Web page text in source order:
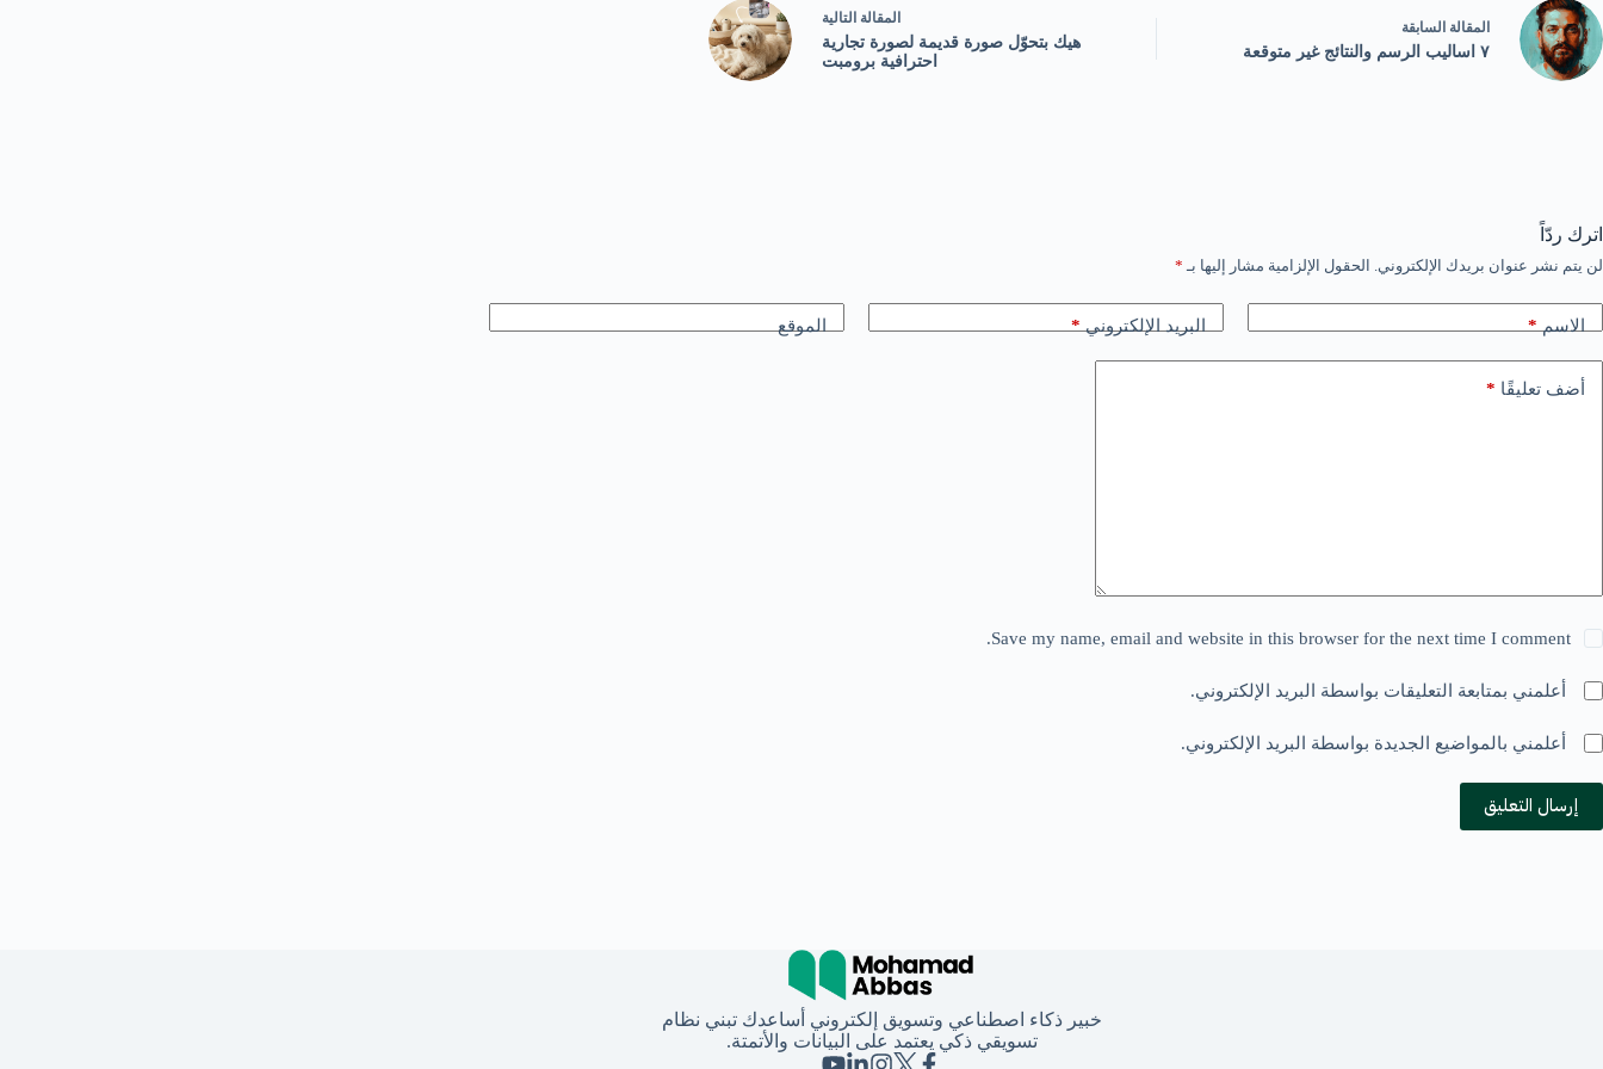
المقالة السابقة
٧ اساليب الرسم والنتائج غير متوقعة
المقالة التالية
هيك بتحوّل صورة قديمة لصورة تجارية
احترافية برومبت
اترك ردّاً
لن يتم نشر عنوان بريدك الإلكتروني. الحقول الإلزامية مشار إليها بـ *
الاسم* البريد الإلكتروني* الموقع
أضف تعليقًا *
Save my name, email and website in this browser for the next time I comment.
أعلمني بمتابعة التعليقات بواسطة البريد الإلكتروني.
أعلمني بالمواضيع الجديدة بواسطة البريد الإلكتروني.
إرسال التعليق
خبير ذكاء اصطناعي وتسويق إلكتروني أساعدك تبني نظام
تسويقي ذكي يعتمد على البيانات والأتمتة.